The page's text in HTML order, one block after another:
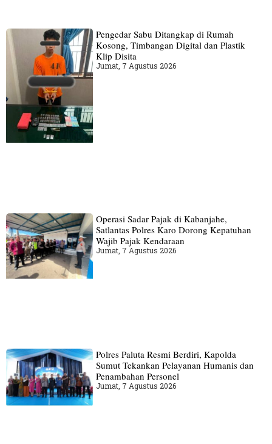
Pengedar Sabu Ditangkap di Rumah
Kosong, Timbangan Digital dan Plastik
Klip Disita
Jumat, 7 Agustus 2026
Operasi Sadar Pajak di Kabanjahe,
Satlantas Polres Karo Dorong Kepatuhan
Wajib Pajak Kendaraan
Jumat, 7 Agustus 2026
Polres Paluta Resmi Berdiri, Kapolda
Sumut Tekankan Pelayanan Humanis dan
Penambahan Personel
Jumat, 7 Agustus 2026